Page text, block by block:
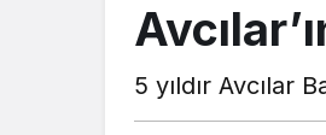
5 yıldır Avcılar